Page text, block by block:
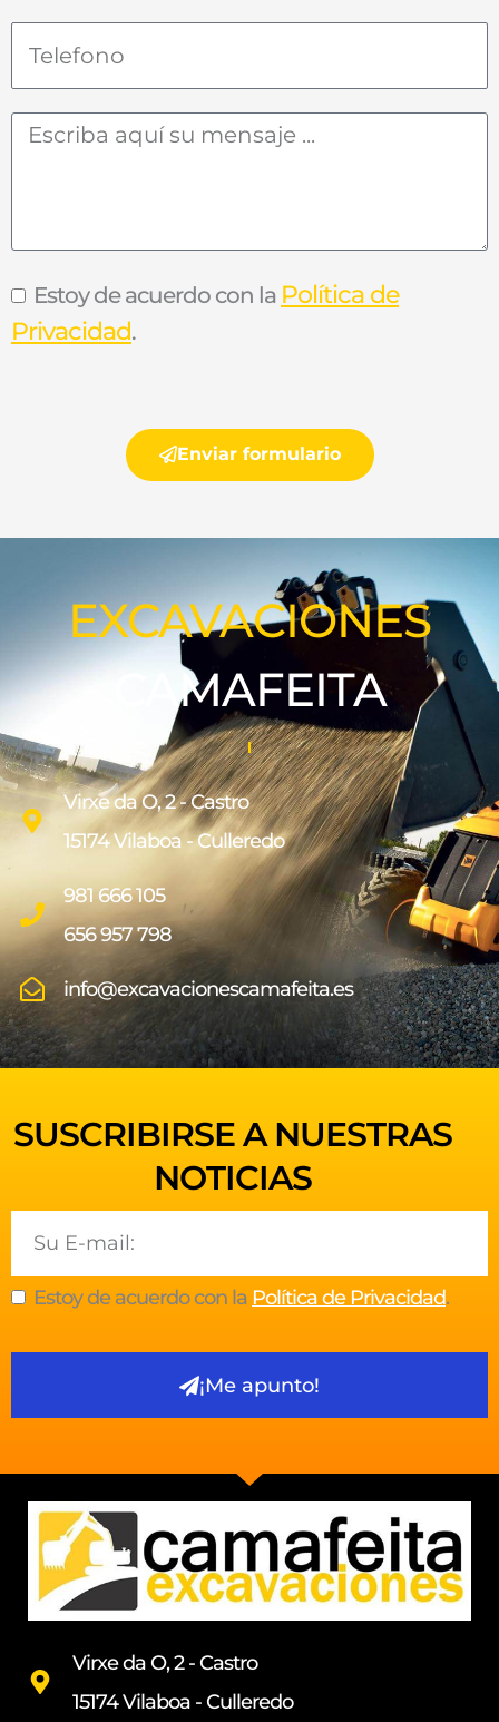
EXCAVACIONES
CAMAFEITA
Virxe da O, 2 - Castro
15174 Vilaboa - Culleredo
981 666 105
656 957 798
info@excavacionescamafeita.es
Estoy de acuerdo con la Política de
Privacidad.
Enviar formulario
SUSCRIBIRSE A NUESTRAS
NOTICIAS
Estoy de acuerdo con la Política de Privacidad.
¡Me apunto!
Virxe da O, 2 - Castro
15174 Vilaboa - Culleredo